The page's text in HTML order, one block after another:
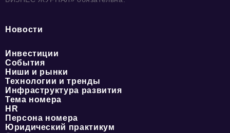
Новости
Инвестиции
События
Ниши и рынки
Технологии и тренды
Инфраструктура развития
Тема номера
HR
Персона номера
Юридический практикум